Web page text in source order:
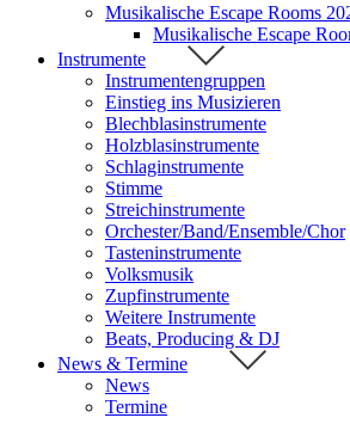
Musikalische Escape Rooms
Musikalische Escape
Instrumente
Instrumentengruppen
Einstieg ins Musizieren
Blechblasinstrumente
Holzblasinstrumente
Schlaginstrumente
Stimme
Streichinstrumente
Orchester/Band/Ensemble/Chor
Tasteninstrumente
Volksmusik
Zupfinstrumente
Weitere Instrumente
Beats, Producing & DJ
News & Termine
News
Termine